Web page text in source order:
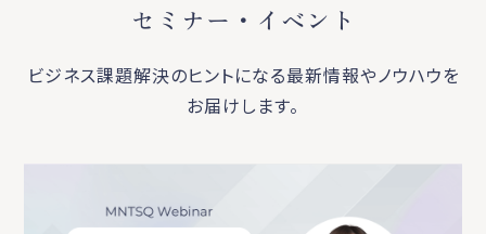
セミナー・イベント
ビジネス課題解決のヒントになる最新情報やノウハウを
お届けします。